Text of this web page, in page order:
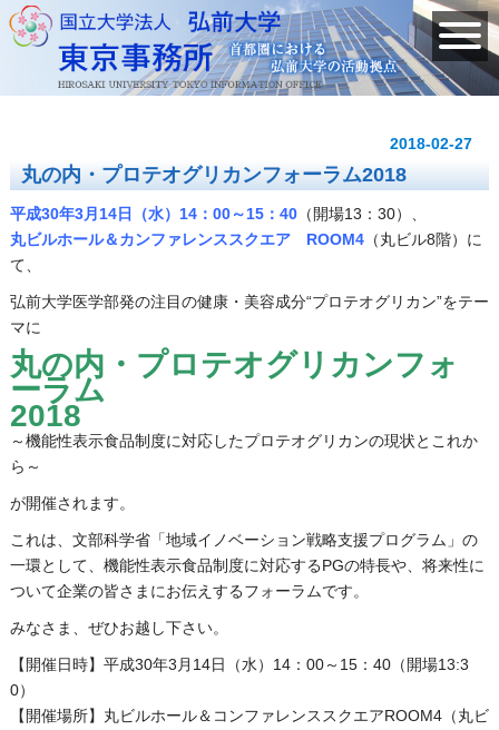
2018-02-27
丸の内・プロテオグリカンフォーラム2018
平成30年3月14日（水）14：00～15：40（開場13：30）、
丸ビルホール＆カンファレンススクエア ROOM4（丸ビル8階）に
て、
弘前大学医学部発の注目の健康・美容成分“プロテオグリカン”をテー
マに
丸の内・プロテオグリカンフォ
ーラム
2018
～機能性表示食品制度に対応したプロテオグリカンの現状とこれか
ら～
が開催されます。
これは、文部科学省「地域イノベーション戦略支援プログラム」の
一環として、機能性表示食品制度に対応するPGの特長や、将来性に
ついて企業の皆さまにお伝えするフォーラムです。
みなさま、ぜひお越し下さい。
【開催日時】平成30年3月14日（水）14：00～15：40（開場13:3
0）
【開催場所】丸ビルホール＆コンファレンススクエアROOM4（丸ビ